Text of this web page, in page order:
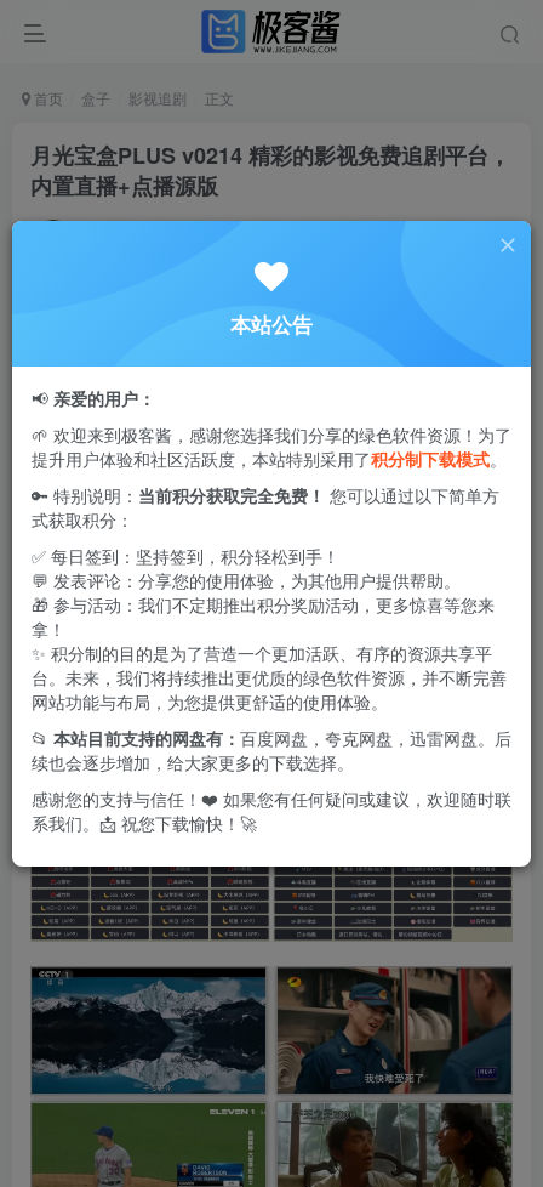
首页 盒子 影视追剧 正文
月光宝盒PLUS v0214 精彩的影视免费追剧平台，
内置直播+点播源版
私信
是一款精彩的影视免费追剧平台
松看剧，极速下载免流量，领先的双核搜索技术，智能防护
不再怕病毒，在线无广告追剧感超棒。直播+点播模式，非
常好用，你值得拥有！具体强不强大，请看下面截图，开箱
本站公告
📢 亲爱的用户：
🌱 欢迎来到极客酱，感谢您选择我们分享的绿色软件资源！为了
提升用户体验和社区活跃度，本站特别采用了积分制下载模式。
🔑 特别说明： 当前积分获取完全免费！ 您可以通过以下简单方
式获取积分：
✅ 每日签到：坚持签到，积分轻松到手！
💬 发表评论：分享您的使用体验，为其他用户提供帮助。
🎁 参与活动：我们不定期推出积分奖励活动，更多惊喜等您来
拿！
✨ 积分制的目的是为了营造一个更加活跃、有序的资源共享平
台。未来，我们将持续推出更优质的绿色软件资源，并不断完善
网站功能与布局，为您提供更舒适的使用体验。
📂 本站目前支持的网盘有： 百度网盘，夸克网盘，迅雷网盘。后
续也会逐步增加，给大家更多的下载选择。
感谢您的支持与信任！❤️ 如果您有任何疑问或建议，欢迎随时联
系我们。📩 祝您下载愉快！🚀